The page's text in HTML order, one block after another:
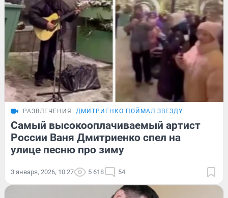
РАЗВЛЕЧЕНИЯ ДМИТРИЕНКО ПОЙМАЛ ЗВЕЗДУ
Самый высокооплачиваемый артист
России Ваня Дмитриенко спел на
улице песню про зиму
3 января, 2026, 10:27 5 618 54